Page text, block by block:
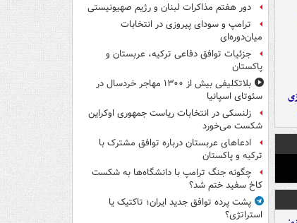
دور هفتم مذاکرات لبنان و رژیم صهیونیستی
ترامپ و سودای پیروزی در انتخابات
میان‌دوره‌ای
جزئیات توافق دفاعی ترکیه، عربستان و
پاکستان
بلاتکلیفی بیش از ۱۳۰۰ مهاجر خردسال در
سئوتای اسپانیا
زلنسکی در انتخابات ریاست جمهوری اوکراین
شکست می‌خورد
ادعاهای عربستان درباره توافق مشترک با
ترکیه و پاکستان
چگونه جنگ ترامپ با دانشگاه‌ها به شکست
کاخ سفید ختم شد؟
پشت پرده توافق جدید ایران؛ تاکتیک یا
استراتژی؟